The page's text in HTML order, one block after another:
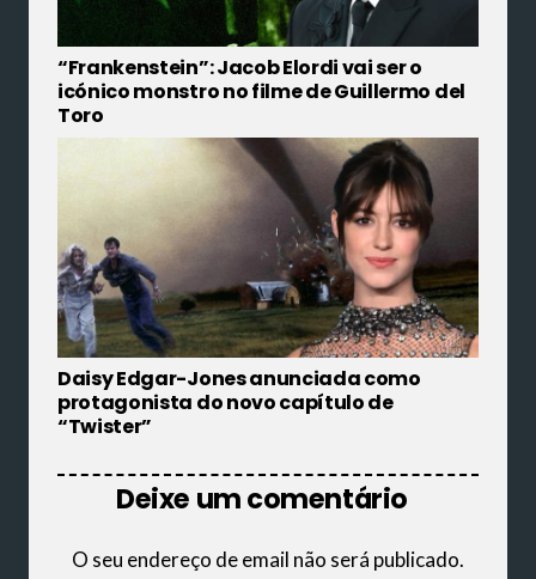
“Frankenstein”: Jacob Elordi vai ser o
icónico monstro no filme de Guillermo del
Toro
Daisy Edgar-Jones anunciada como
protagonista do novo capítulo de
“Twister”
Deixe um comentário
O seu endereço de email não será publicado.